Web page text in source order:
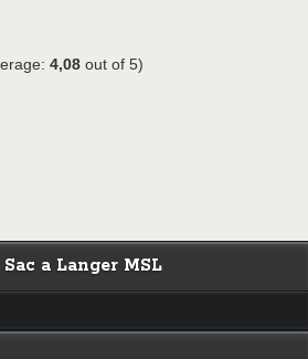
4,08 out of 5)
a Langer MSL